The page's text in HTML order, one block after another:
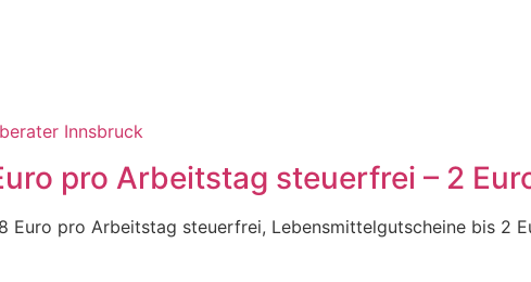
Innsbruck
pro Arbeitstag steuerfrei – 2
Euro pro Arbeitstag steuerfrei, Lebensmittelgutscheine bis 2